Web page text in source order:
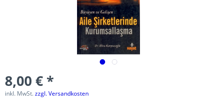
8,00 € *
inkl. MwSt.zzgl. Versandkosten